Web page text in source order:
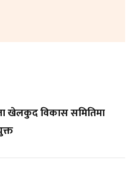
खेलकुद विकास समितिमा